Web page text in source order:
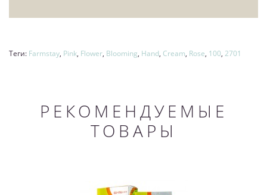
Теги: Farmstay, Pink, Flower, Blooming, Hand, Cream, Rose, 100, 2701
РЕКОМЕНДУЕМЫЕ
ТОВАРЫ